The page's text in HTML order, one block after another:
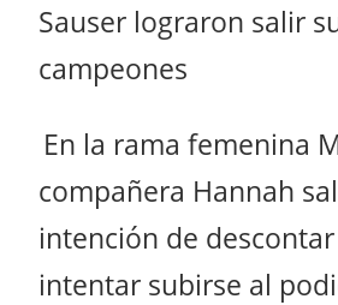
Sauser lograron salir
campeones
En la rama femenina
compañera Hannah
intención de
intentar subirse al